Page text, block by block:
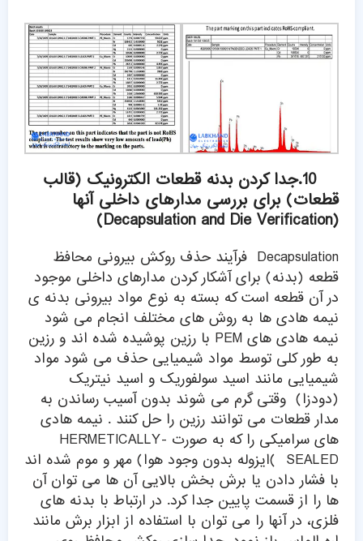
10.جدا کردن بدنه قطعات الکترونیک (قالب
قطعات) برای بررسی مدارهای داخلی آنها
(Decapsulation and Die Verification)
Decapsulation فرآیند حذف روکش بیرونی محافظ
قطعه (بدنه) برای آشکار کردن مدارهای داخلی موجود
در آن قطعه است که بسته به نوع مواد بیرونی بدنه ی
نیمه هادی ها به روش های مختلف انجام می شود
نیمه هادی های PEM با رزین پوشیده شده اند و رزین
به طور کلی توسط مواد شیمیایی حذف می شود مواد
شیمیایی مانند اسید سولفوریک و اسید نیتریک
(دودزا) وقتی گرم می شوند بدون آسیب رساندن به
مدار قطعات می توانند رزین را حل کنند . نیمه هادی
های سرامیکی را که به صورت HERMETICALLY-
SEALED )ایزوله بدون وجود هوا) مهر و موم شده اند
با فشار دادن یا برش بخش بالایی آن ها می توان آن
ها را از قسمت پایین جدا کرد. در ارتباط با بدنه های
فلزی، در آنها را می توان با استفاده از ابزار برش مانند